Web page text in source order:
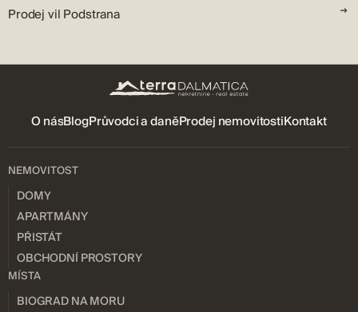
Prodej vil Podstrana
O násBlogPrůvodci a daněProdej nemovitostiKontakt
NEMOVITOST
DOMY
APARTMÁNY
PŘISTÁT
OBCHODNÍ PROSTORY
MÍSTA
BIOGRAD NA MORU